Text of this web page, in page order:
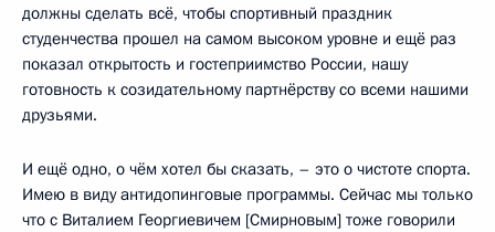
должны сделать всё, чтобы спортивный праздник
студенчества прошел на самом высоком уровне и ещё раз
показал открытость и гостеприимство России, нашу
готовность к созидательному партнёрству со всеми нашими
друзьями.
И ещё одно, о чём хотел бы сказать, – это о чистоте спорта.
Имею в виду антидопинговые программы. Сейчас мы только
что с Виталием Георгиевичем [Смирновым] тоже говорили